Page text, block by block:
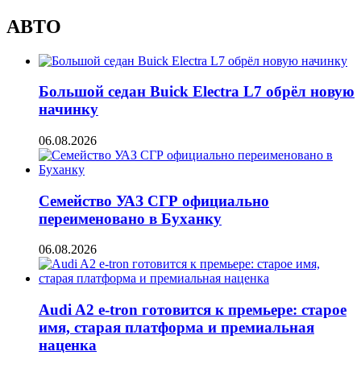
АВТО
Большой седан Buick Electra L7 обрёл новую
начинку
06.08.2026
Семейство УАЗ СГР официально
переименовано в Буханку
06.08.2026
Audi A2 e-tron готовится к премьере: старое
имя, старая платформа и премиальная
наценка